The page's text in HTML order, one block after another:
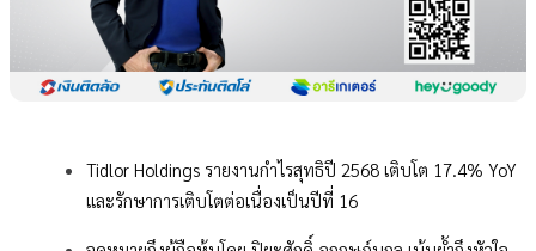
Tidlor Holdings รายงานกำไรสุทธิปี 2568 เติบโต 17.4% YoY
และรักษาการเติบโตต่อเนื่องเป็นปีที่ 16